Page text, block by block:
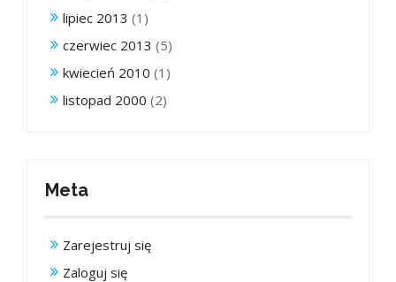
lipiec 2013 (1)
czerwiec 2013 (5)
kwiecień 2010 (1)
listopad 2000 (2)
Meta
Zarejestruj się
Zaloguj się